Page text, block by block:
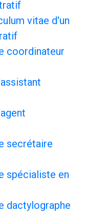
vitae d'un
coordinateur
secrétaire
spécialiste en
dactylographe